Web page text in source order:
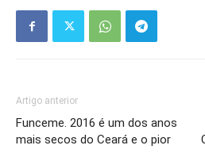
Artigo anterior
Funceme. 2016 é um dos anos
mais secos do Ceará e o pior